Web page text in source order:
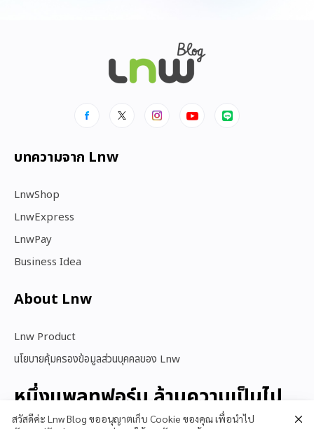
บทความจาก Lnw
LnwShop
LnwExpress
LnwPay
Business Idea
About Lnw​
Lnw Product
นโยบายคุ้มครองข้อมูลส่วนบุคคลของ Lnw
หนึ่งแพลทฟอร์ม ล้านความเป็นไป
ได้
สวัสดีค่ะ Lnw Blog ขออนุญาตเก็บ Cookie ของคุณ เพื่อนำไป